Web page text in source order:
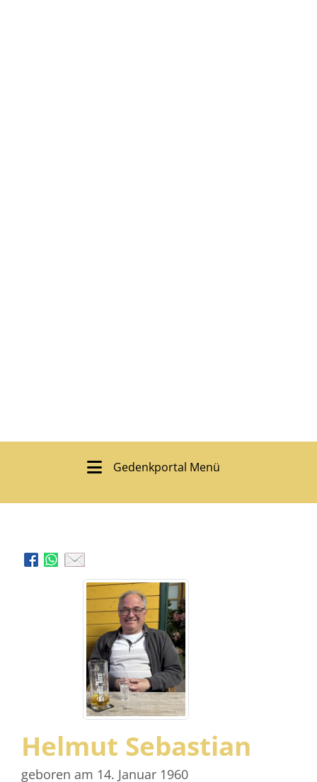
Gedenkportal Menü
Helmut Sebastian
geboren am 14. Januar 1960